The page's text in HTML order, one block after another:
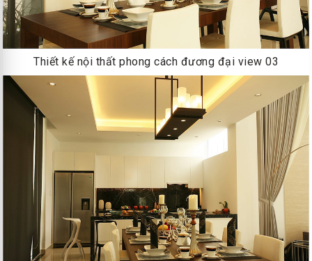
Thiết kế nội thất phong cách đương đại view 03